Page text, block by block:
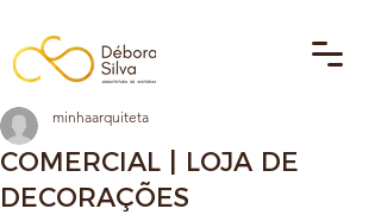
COMERCIAL | LOJA DE
DECORAÇÕES
minhaarquiteta